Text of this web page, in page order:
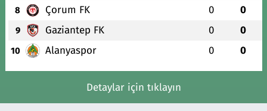
8 Çorum FK 0 0
9 Gaziantep FK 0 0
10 Alanyaspor 0 0
Detaylar için tıklayın